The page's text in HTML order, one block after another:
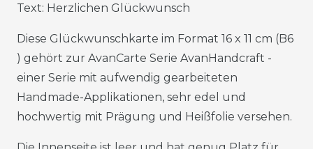
Text: Herzlichen Glückwunsch
Diese Glückwunschkarte im Format 16 x 11 cm (B6
) gehört zur AvanCarte Serie AvanHandcraft -
einer Serie mit aufwendig gearbeiteten
Handmade-Applikationen, sehr edel und
hochwertig mit Prägung und Heißfolie versehen.